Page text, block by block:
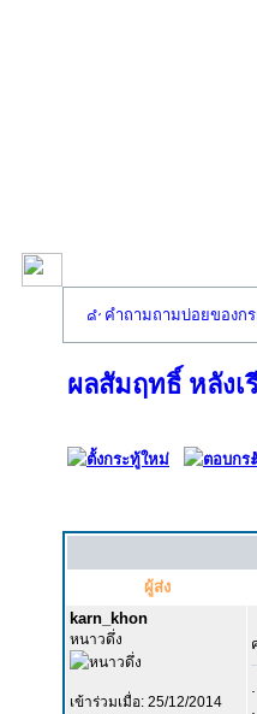
คำถามถามบ่อยของก
ผลสัมฤทธิ์ หลังเ
ผู้ส่ง
karn_khon
หนาวดึ่ง
เข้าร่วมเมื่อ: 25/12/2014